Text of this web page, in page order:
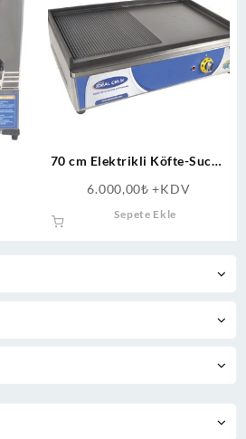
70 cm Elektrikli Köfte-Sucuk
6.000,00₺ +KDV
Sepete Ekle